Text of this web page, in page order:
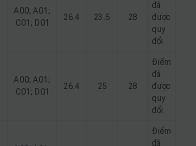
A00; A01;
C01; D01
26.4 23.5 28
đã
được
quy
đổi
A00; A01;
C01; D01
26.4 25 28
Điểm
đã
được
quy
đổi
Điểm
đã